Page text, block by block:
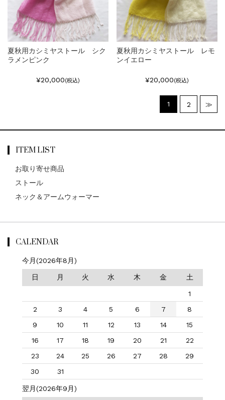
夏秋用カシミヤストール シク
ラメンピンク
¥20,000(税込)
夏秋用カシミヤストール レモ
ンイエロー
¥20,000(税込)
1 2 ≫
ITEM LIST
お取り寄せ商品
ストール
ネック＆アームウォーマー
CALENDAR
今月(2026年8月)
日 月 火 水 木 金 土
1
2
3 4 5 6 7
8
9
10 11 12 13 14
15
16
17 18 19 20 21
22
23
24 25 26 27 28
29
30
31
翌月(2026年9月)